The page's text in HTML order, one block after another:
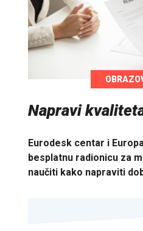
Napravi
Eurodesk centar i
besplatnu radionicu za
naučiti kako napraviti